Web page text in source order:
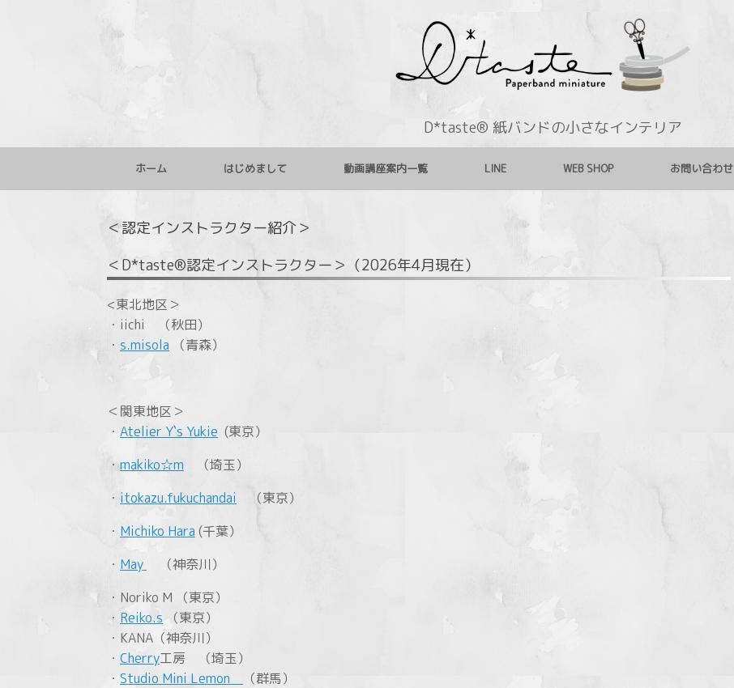
プ
D*taste® 紙バンドの小さなインテリア
ホーム はじめまして 動画講座案内一覧 LINE WEB SHOP お問い合わせ
＜認定インストラクター紹介＞
＜D*taste®認定インストラクター＞（2026年4月現在）
<東北地区＞
・iichi （秋田）
・ s.misola （青森）
＜関東地区＞
・ Atelier Y`s Yukie (東京）
・makiko☆m （埼玉）
・ itokazu.fukuchandai （東京）
・ Michiko Hara (千葉）
・ May
（神奈川）
・Noriko M （東京）
・ Reiko.s （東京）
・KANA（神奈川）
・ Cherry工房 （埼玉）
・ Studio Mini Lemon （群馬）